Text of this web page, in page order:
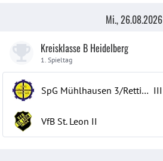
Mi., 26.08.2026
Kreisklasse B Heidelberg
1. Spieltag
SpG Mühlhausen 3/Rettigheim 3 III
VfB St. Leon II